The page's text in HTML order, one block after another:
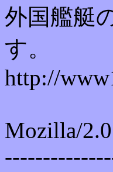
外国艦艇
す。
http://
Mozilla/